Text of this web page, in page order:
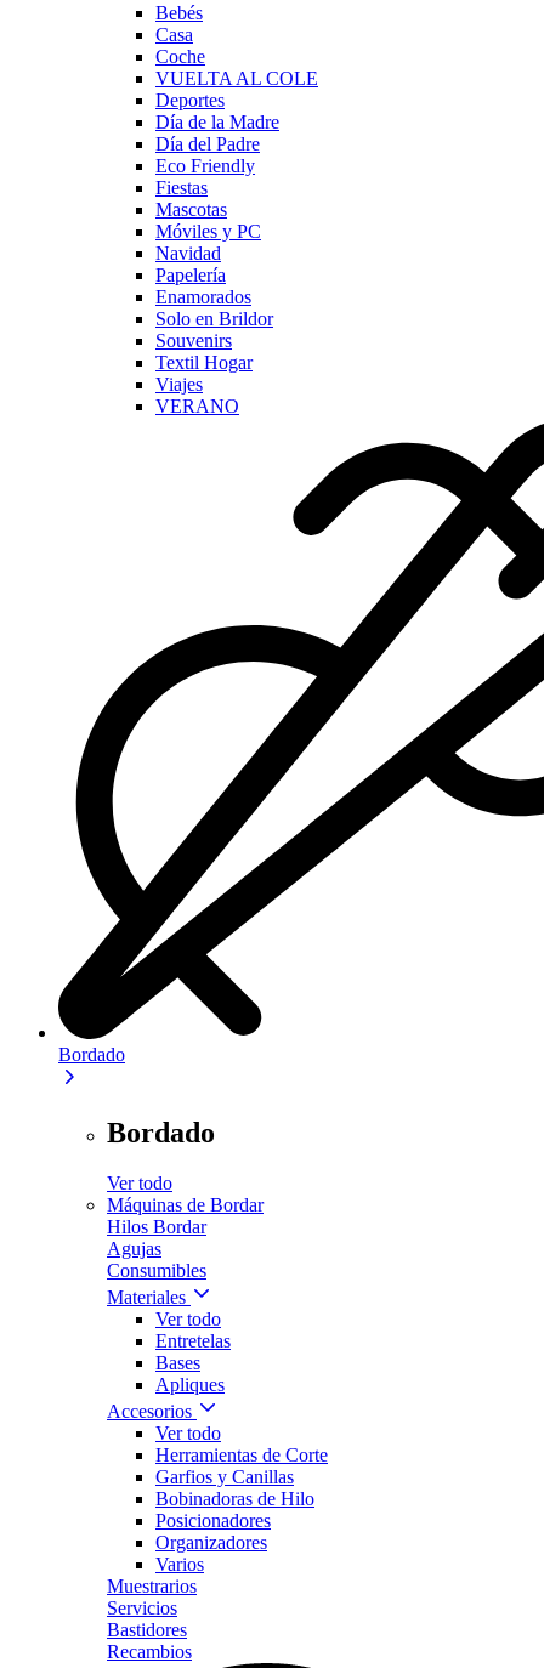
Bebés
Casa
Coche
VUELTA AL COLE
Deportes
Día de la Madre
Día del Padre
Eco Friendly
Fiestas
Mascotas
Móviles y PC
Navidad
Papelería
Enamorados
Solo en Brildor
Souvenirs
Textil Hogar
Viajes
VERANO
Bordado
Bordado
Ver todo
Máquinas de Bordar
Hilos Bordar
Agujas
Consumibles
Materiales
Ver todo
Entretelas
Bases
Apliques
Accesorios
Ver todo
Herramientas de Corte
Garfios y Canillas
Bobinadoras de Hilo
Posicionadores
Organizadores
Varios
Muestrarios
Servicios
Bastidores
Recambios